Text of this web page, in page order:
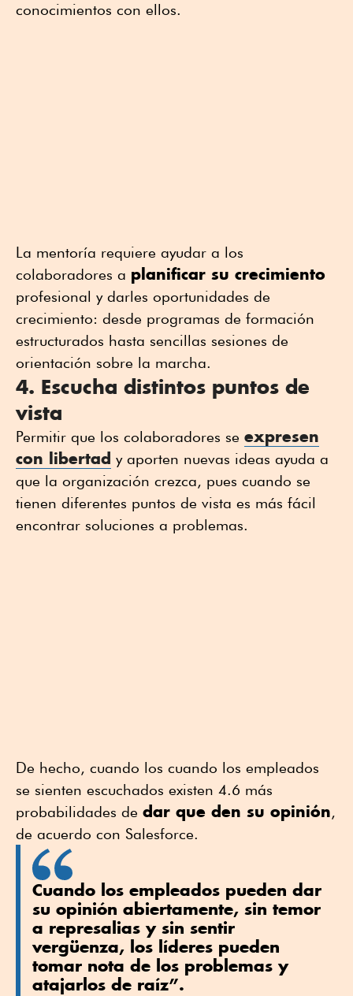
conocimientos con ellos.
La mentoría requiere ayudar a los
colaboradores a planificar su crecimiento
profesional y darles oportunidades de
crecimiento: desde programas de formación
estructurados hasta sencillas sesiones de
orientación sobre la marcha.
4. Escucha distintos puntos de
vista
Permitir que los colaboradores se expresen
con libertad y aporten nuevas ideas ayuda a
que la organización crezca, pues cuando se
tienen diferentes puntos de vista es más fácil
encontrar soluciones a problemas.
De hecho, cuando los cuando los empleados
se sienten escuchados existen 4.6 más
probabilidades de dar que den su opinión,
de acuerdo con Salesforce.
Cuando los empleados pueden dar
su opinión abiertamente, sin temor
a represalias y sin sentir
vergüenza, los líderes pueden
tomar nota de los problemas y
atajarlos de raíz”.